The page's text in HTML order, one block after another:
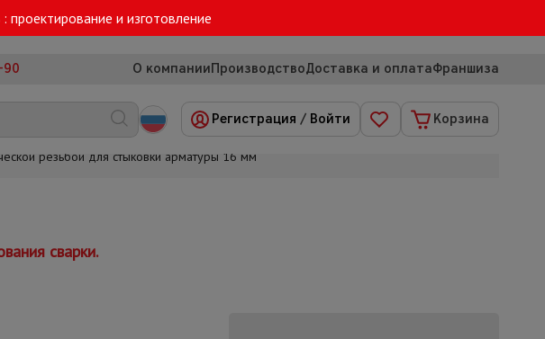
: проектирование и изготовление
90 О компанииПроизводствоДоставка и оплатаФраншиза
Регистрация / Войти Корзина
резьбой для стыковки арматуры 16 мм
сварки.